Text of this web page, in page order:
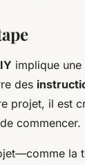
implique
des
projet, il est
commencer.
la